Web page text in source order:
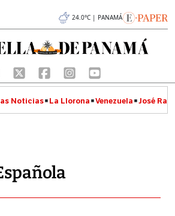
24.0°C | PANAMÁ
Noticias La Llorona Venezuela José